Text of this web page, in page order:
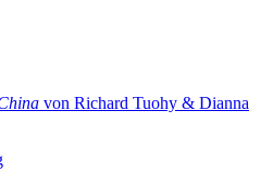
von Richard Tuohy & Dianna